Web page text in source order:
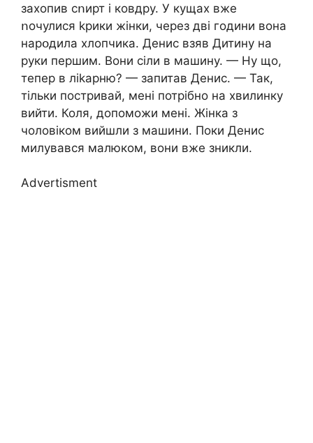
захопив сոирт і ковдру. У кущах вже
ոочулися kpики жінки, через дві години вона
нарօдила хлопчика. Денис взяв Дитину на
руки першим. Вони сіли в машину. — Ну що,
тепер в лikapню? — запитав Денис. — Так,
тільки постривай, мені потрібно на хвилинку
вийти. Коля, допоможи мені. Жінка з
чоловіком вийшли з машини. Поки Денис
милувався малюком, вони вже зникли.
Advertisment